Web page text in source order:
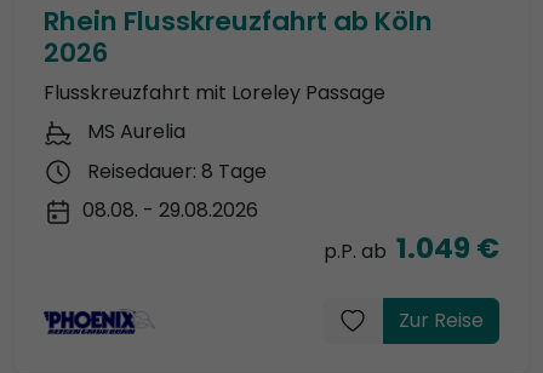
Rhein Flusskreuzfahrt ab Köln
2026
Flusskreuzfahrt mit Loreley Passage
MS Aurelia
Reisedauer: 8 Tage
08.08. - 29.08.2026
p.P. ab 1.049 €
Zur Reise